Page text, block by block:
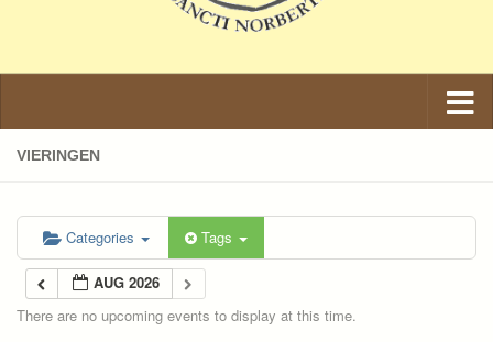
VIERINGEN
Categories Tags
AUG 2026
There are no upcoming events to display at this time.